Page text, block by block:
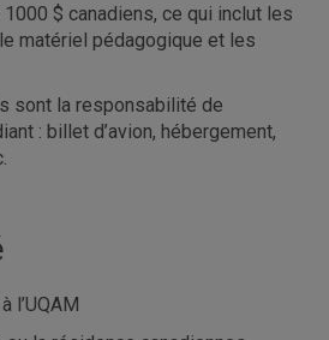
$ canadiens, ce qui inclut les
matériel pédagogique et les
sont la responsabilité de
: billet d’avion, hébergement,
l’UQAM